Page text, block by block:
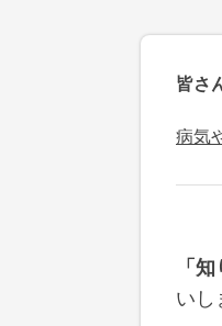
皆さ
病気
「
いし